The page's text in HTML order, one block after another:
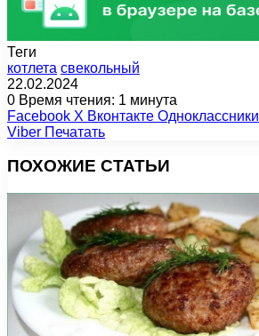
Теги
котлета свекольный
22.02.2024
0 Время чтения: 1 минута
Facebook X Вконтакте Одноклассники
Viber Печатать
ПОХОЖИЕ СТАТЬИ